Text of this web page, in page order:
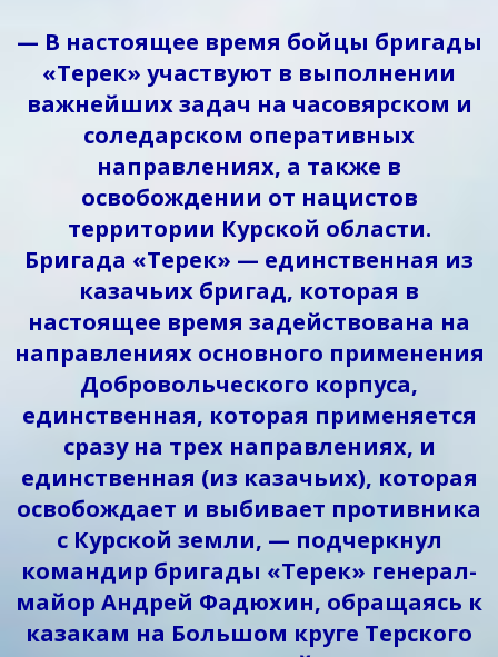
— В настоящее время бойцы бригады
«Терек» участвуют в выполнении
важнейших задач на часовярском и
соледарском оперативных
направлениях, а также в
освобождении от нацистов
территории Курской области.
Бригада «Терек» — единственная из
казачьих бригад, которая в
настоящее время задействована на
направлениях основного применения
Добровольческого корпуса,
единственная, которая применяется
сразу на трех направлениях, и
единственная (из казачьих), которая
освобождает и выбивает противника
с Курской земли, — подчеркнул
командир бригады «Терек» генерал-
майор Андрей Фадюхин, обращаясь к
казакам на Большом круге Терского